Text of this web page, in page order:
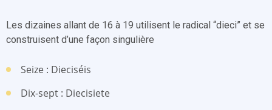
Les dizaines allant de 16 à 19 utilisent le radical “dieci” et se
construisent d’une façon singulière
Seize : Dieciséis
Dix-sept : Diecisiete